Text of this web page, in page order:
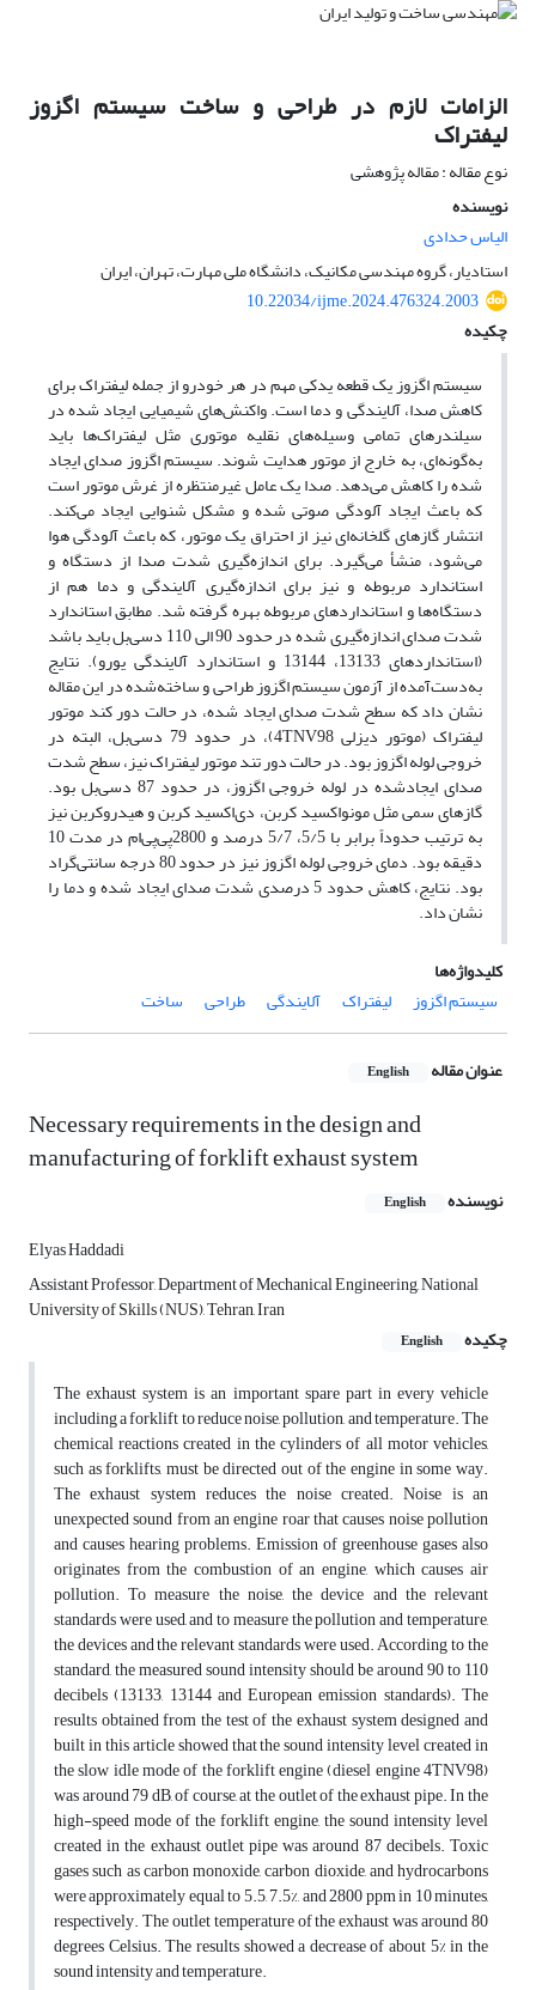
الزامات لازم در طراحی و ساخت سیستم اگزوز
لیفتراک
نوع مقاله : مقاله پژوهشی
نویسنده
الیاس حدادی
استادیار، گروه مهندسی مکانیک، دانشگاه ملی مهارت، تهران، ایران
10.22034/ijme.2024.476324.2003
چکیده
سیستم اگزوز یک قطعه یدکی مهم در هر خودرو از جمله لیفتراک برای
کاهش صدا، آلایندگی و دما است. واکنش‌های شیمیایی ایجاد شده در
سیلندرهای تمامی وسیله‌های نقلیه موتوری مثل لیفتراک‌ها باید
به‌گونه‌ای، به خارج از موتور هدایت شوند. سیستم اگزوز صدای ایجاد
شده را کاهش می‌دهد. صدا یک عامل غیرمنتظره از غرش موتور است
که باعث ایجاد آلودگی صوتی شده و مشکل شنوایی ایجاد می‌کند.
انتشار گازهای گلخانه‌ای نیز از احتراق یک موتور، که باعث آلودگی هوا
می‌شود، منشأ می‌گیرد. برای اندازه‌گیری شدت صدا از دستگاه و
استاندارد مربوطه و نیز برای اندازه‌گیری آلایندگی و دما هم از
دستگاه‌ها و استانداردهای مربوطه بهره گرفته شد. مطابق استاندارد
شدت صدای اندازه‌گیری شده در حدود 90 الی 110 دسی‌بل باید باشد
(استانداردهای 13133، 13144 و استاندارد آلایندگی یورو). نتایج
به‌دست‌آمده از آزمون سیستم اگزوز طراحی و ساخته‌شده در این مقاله
نشان داد که سطح شدت صدای ایجاد شده، در حالت دور کند موتور
لیفتراک (موتور دیزلی 4TNV98)، در حدود 79 دسی‌بل، البته در
خروجی لوله اگزوز بود. در حالت دور تند موتور لیفتراک نیز، سطح شدت
صدای ایجادشده در لوله خروجی اگزوز، در حدود 87 دسی‌بل بود.
گازهای سمی مثل مونواکسید کربن، دی‌اکسید کربن و هیدروکربن نیز
به ترتیب حدوداً برابر با 5/5، 5/7 درصد و 2800پی‌پی‌ام در مدت 10
دقیقه بود. دمای خروجی لوله اگزوز نیز در حدود 80 درجه سانتی‌گراد
بود. نتایج، کاهش حدود 5 درصدی شدت صدای ایجاد شده و دما را
نشان داد.
کلیدواژه‌ها
سیستم اگزوز
لیفتراک آلایندگی طراحی ساخت
عنوان مقاله English
Necessary requirements in the design and
manufacturing of forklift exhaust system
نویسنده English
Elyas Haddadi
Assistant Professor, Department of Mechanical Engineering, National
University of Skills (NUS), Tehran, Iran
چکیده
English
The exhaust system is an important spare part in every vehicle
including a forklift to reduce noise, pollution, and temperature. The
chemical reactions created in the cylinders of all motor vehicles,
such as forklifts, must be directed out of the engine in some way.
The exhaust system reduces the noise created. Noise is an
unexpected sound from an engine roar that causes noise pollution
and causes hearing problems. Emission of greenhouse gases also
originates from the combustion of an engine, which causes air
pollution. To measure the noise, the device and the relevant
standards were used, and to measure the pollution and temperature,
the devices and the relevant standards were used. According to the
standard, the measured sound intensity should be around 90 to 110
decibels (13133, 13144 and European emission standards). The
results obtained from the test of the exhaust system designed and
built in this article showed that the sound intensity level created in
the slow idle mode of the forklift engine (diesel engine 4TNV98)
was around 79 dB, of course, at the outlet of the exhaust pipe. In the
high-speed mode of the forklift engine, the sound intensity level
created in the exhaust outlet pipe was around 87 decibels. Toxic
gases such as carbon monoxide, carbon dioxide, and hydrocarbons
were approximately equal to 5.5, 7.5%, and 2800 ppm in 10 minutes,
respectively. The outlet temperature of the exhaust was around 80
degrees Celsius. The results showed a decrease of about 5% in the
sound intensity and temperature.